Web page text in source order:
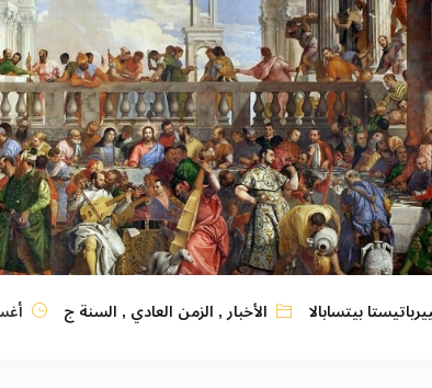
بيتسابالا الأخبار, الزمن العادي , السنة ج